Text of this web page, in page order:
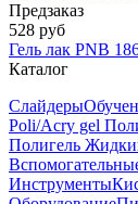
Предзаказ
528 руб
Гель лак PNB
Каталог
Слайдеры
Poli/Acry gel
Полигель
Инструменты